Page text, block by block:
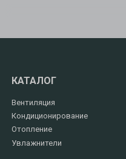
КАТАЛОГ
Вентиляция
Кондиционирование
Отопление
Увлажнители